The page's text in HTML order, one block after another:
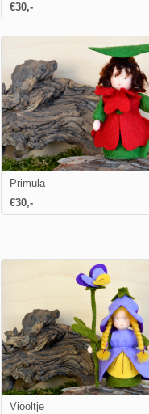
€30,-
Primula
€30,-
Viooltje